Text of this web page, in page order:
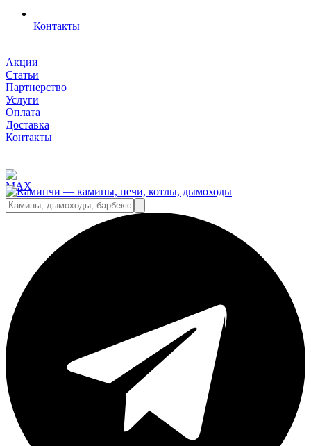
Контакты
Акции
Статьи
Партнерство
Услуги
Оплата
Доставка
Контакты